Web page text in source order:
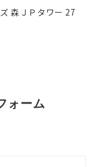
森ＪＰタワー 27
ォーム